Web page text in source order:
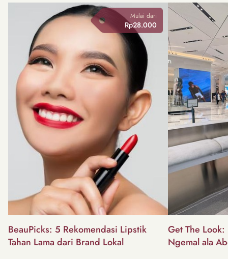
Mulai dari
Rp28.000
BeauPicks: 5 Rekomendasi Lipstik
Tahan Lama dari Brand Lokal
Get The
Ngemal ala